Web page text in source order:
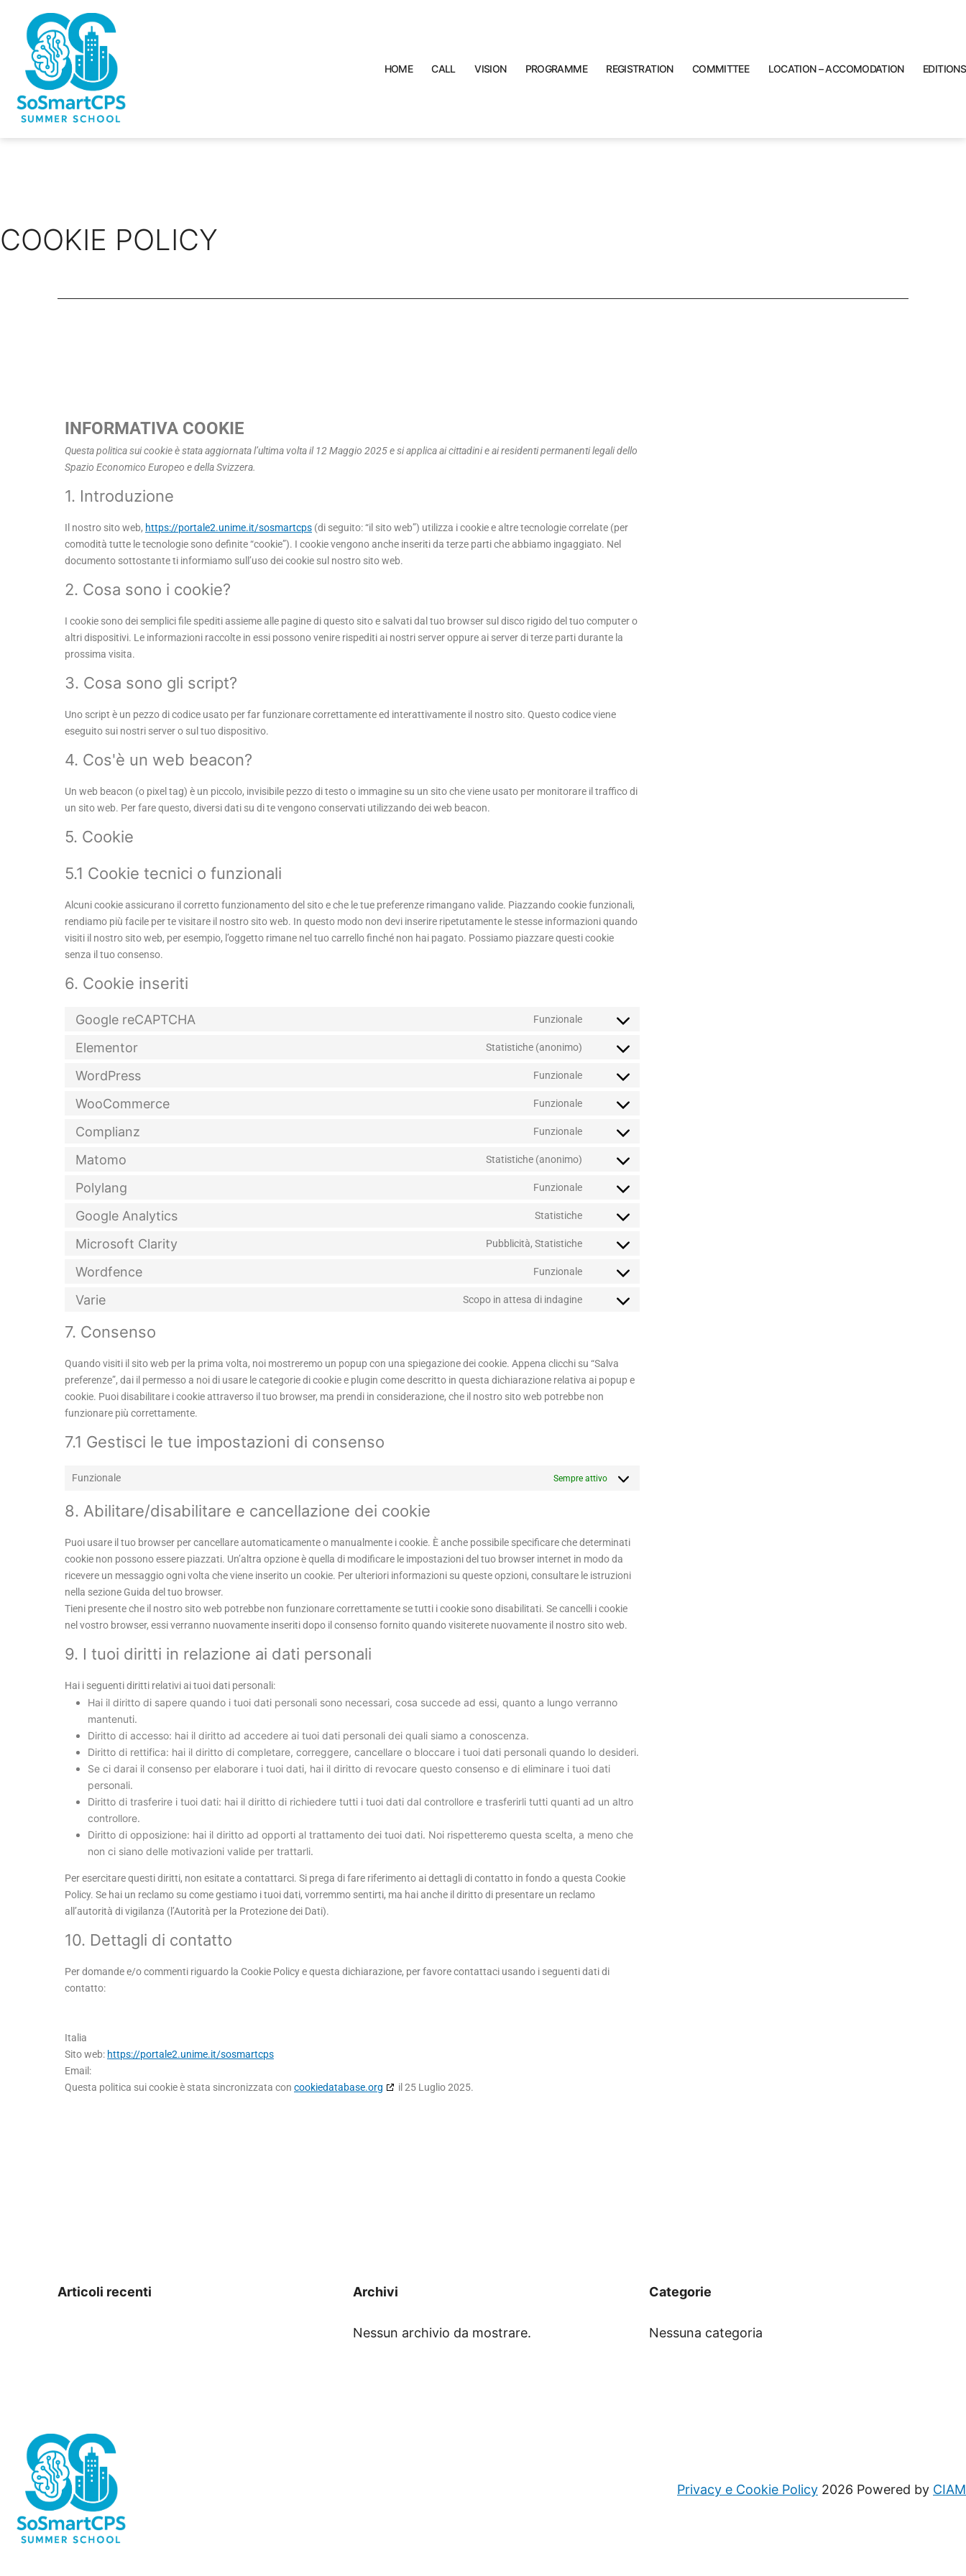
HOME CALL VISION PROGRAMME REGISTRATION COMMITTEE LOCATION – ACCOMODATION EDITIONS
COOKIE POLICY
INFORMATIVA COOKIE
Questa politica sui cookie è stata aggiornata l’ultima volta il 12 Maggio 2025 e si applica ai cittadini e ai residenti permanenti legali dello
Spazio Economico Europeo e della Svizzera.
1. Introduzione
Il nostro sito web, https://portale2.unime.it/sosmartcps (di seguito: “il sito web”) utilizza i cookie e altre tecnologie correlate (per
comodità tutte le tecnologie sono definite “cookie”). I cookie vengono anche inseriti da terze parti che abbiamo ingaggiato. Nel
documento sottostante ti informiamo sull’uso dei cookie sul nostro sito web.
2. Cosa sono i cookie?
I cookie sono dei semplici file spediti assieme alle pagine di questo sito e salvati dal tuo browser sul disco rigido del tuo computer o
altri dispositivi. Le informazioni raccolte in essi possono venire rispediti ai nostri server oppure ai server di terze parti durante la
prossima visita.
3. Cosa sono gli script?
Uno script è un pezzo di codice usato per far funzionare correttamente ed interattivamente il nostro sito. Questo codice viene
eseguito sui nostri server o sul tuo dispositivo.
4. Cos'è un web beacon?
Un web beacon (o pixel tag) è un piccolo, invisibile pezzo di testo o immagine su un sito che viene usato per monitorare il traffico di
un sito web. Per fare questo, diversi dati su di te vengono conservati utilizzando dei web beacon.
5. Cookie
5.1 Cookie tecnici o funzionali
Alcuni cookie assicurano il corretto funzionamento del sito e che le tue preferenze rimangano valide. Piazzando cookie funzionali,
rendiamo più facile per te visitare il nostro sito web. In questo modo non devi inserire ripetutamente le stesse informazioni quando
visiti il nostro sito web, per esempio, l’oggetto rimane nel tuo carrello finché non hai pagato. Possiamo piazzare questi cookie
senza il tuo consenso.
6. Cookie inseriti
Google reCAPTCHA Funzionale
Elementor Statistiche (anonimo)
WordPress Funzionale
WooCommerce Funzionale
Complianz Funzionale
Matomo Statistiche (anonimo)
Polylang Funzionale
Google Analytics Statistiche
Microsoft Clarity Pubblicità, Statistiche
Wordfence Funzionale
Varie Scopo in attesa di indagine
7. Consenso
Quando visiti il sito web per la prima volta, noi mostreremo un popup con una spiegazione dei cookie. Appena clicchi su “Salva
preferenze”, dai il permesso a noi di usare le categorie di cookie e plugin come descritto in questa dichiarazione relativa ai popup e
cookie. Puoi disabilitare i cookie attraverso il tuo browser, ma prendi in considerazione, che il nostro sito web potrebbe non
funzionare più correttamente.
7.1 Gestisci le tue impostazioni di consenso
Funzionale Sempre attivo
8. Abilitare/disabilitare e cancellazione dei cookie
Puoi usare il tuo browser per cancellare automaticamente o manualmente i cookie. È anche possibile specificare che determinati
cookie non possono essere piazzati. Un’altra opzione è quella di modificare le impostazioni del tuo browser internet in modo da
ricevere un messaggio ogni volta che viene inserito un cookie. Per ulteriori informazioni su queste opzioni, consultare le istruzioni
nella sezione Guida del tuo browser.
Tieni presente che il nostro sito web potrebbe non funzionare correttamente se tutti i cookie sono disabilitati. Se cancelli i cookie
nel vostro browser, essi verranno nuovamente inseriti dopo il consenso fornito quando visiterete nuovamente il nostro sito web.
9. I tuoi diritti in relazione ai dati personali
Hai i seguenti diritti relativi ai tuoi dati personali:
Hai il diritto di sapere quando i tuoi dati personali sono necessari, cosa succede ad essi, quanto a lungo verranno
mantenuti.
Diritto di accesso: hai il diritto ad accedere ai tuoi dati personali dei quali siamo a conoscenza.
Diritto di rettifica: hai il diritto di completare, correggere, cancellare o bloccare i tuoi dati personali quando lo desideri.
Se ci darai il consenso per elaborare i tuoi dati, hai il diritto di revocare questo consenso e di eliminare i tuoi dati
personali.
Diritto di trasferire i tuoi dati: hai il diritto di richiedere tutti i tuoi dati dal controllore e trasferirli tutti quanti ad un altro
controllore.
Diritto di opposizione: hai il diritto ad opporti al trattamento dei tuoi dati. Noi rispetteremo questa scelta, a meno che
non ci siano delle motivazioni valide per trattarli.
Per esercitare questi diritti, non esitate a contattarci. Si prega di fare riferimento ai dettagli di contatto in fondo a questa Cookie
Policy. Se hai un reclamo su come gestiamo i tuoi dati, vorremmo sentirti, ma hai anche il diritto di presentare un reclamo
all’autorità di vigilanza (l’Autorità per la Protezione dei Dati).
10. Dettagli di contatto
Per domande e/o commenti riguardo la Cookie Policy e questa dichiarazione, per favore contattaci usando i seguenti dati di
contatto:
Italia
Sito web: https://portale2.unime.it/sosmartcps
Email:
Questa politica sui cookie è stata sincronizzata con cookiedatabase.org il 25 Luglio 2025.
Articoli recenti Archivi
Nessun archivio da mostrare.
Categorie
Nessuna categoria
Privacy e Cookie Policy 2026 Powered by CIAM